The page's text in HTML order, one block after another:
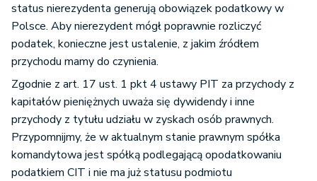
status nierezydenta generują obowiązek podatkowy w
Polsce. Aby nierezydent mógł poprawnie rozliczyć
podatek, konieczne jest ustalenie, z jakim źródłem
przychodu mamy do czynienia.
Zgodnie z art. 17 ust. 1 pkt 4 ustawy PIT za przychody z
kapitałów pieniężnych uważa się dywidendy i inne
przychody z tytułu udziału w zyskach osób prawnych.
Przypomnijmy, że w aktualnym stanie prawnym spółka
komandytowa jest spółką podlegającą opodatkowaniu
podatkiem CIT i nie ma już statusu podmiotu